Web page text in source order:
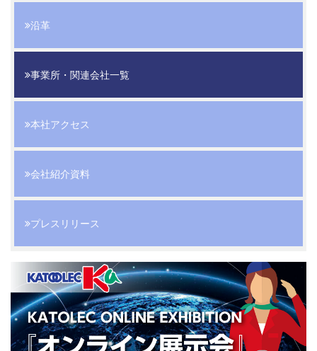
沿革
事業所・関連会社一覧
本社アクセス
会社紹介資料
プレスリリース